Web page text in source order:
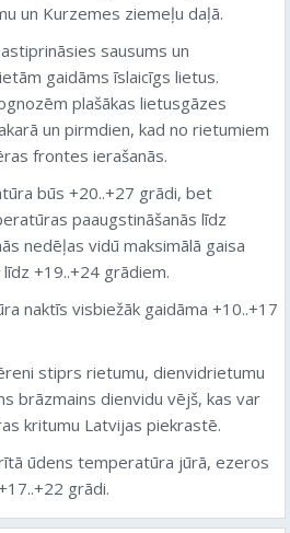
un Kurzemes ziemeļu daļā.
sausums un
gaidāms īslaicīgs lietus.
plašākas lietusgāzes
un pirmdien, kad no rietumiem
frontes ierašanās.
būs +20..+27 grādi, bet
paaugstināšanās līdz
nedēļas vidū maksimālā gaisa
+19..+24 grādiem.
naktīs visbiežāk gaidāma +10..+17
stiprs rietumu, dienvidrietumu
brāzmains dienvidu vējš, kas var
kritumu Latvijas piekrastē.
ūdens temperatūra jūrā, ezeros
grādi.